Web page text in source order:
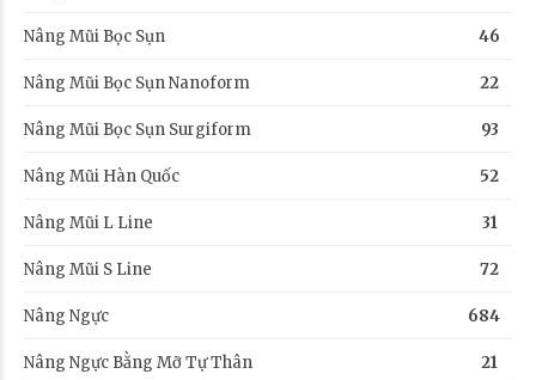
Nâng Mũi Bọc Sụn 46
Nâng Mũi Bọc Sụn Nanoform 22
Nâng Mũi Bọc Sụn Surgiform 93
Nâng Mũi Hàn Quốc 52
Nâng Mũi L Line 31
Nâng Mũi S Line 72
Nâng Ngực 684
Nâng Ngực Bằng Mỡ Tự Thân 21